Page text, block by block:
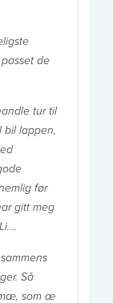
de
tur til
bil lappen,
før
gitt meg
Så
som æ